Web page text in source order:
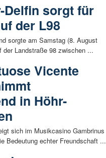
Delfin sorgt für
der L98
sorgte am Samstag (8. August
der Landstraße 98 zwischen ...
Vicente
in Höhr-
sich im Musikcasino Gambrinus
Bedeutung echter Freundschaft ...